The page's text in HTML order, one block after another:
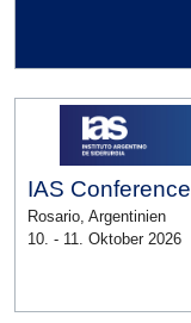
IAS Conference
Rosario, Argentinien
10. - 11. Oktober 2026